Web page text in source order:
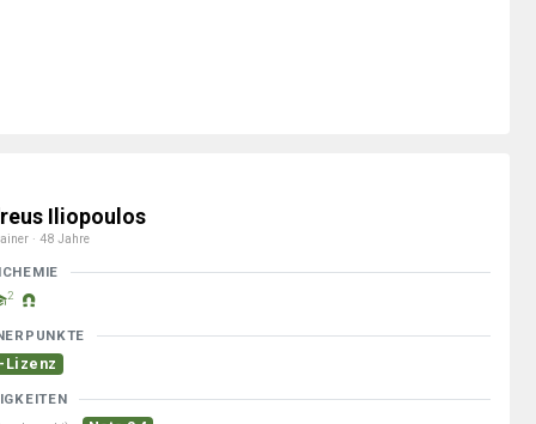
Iliopoulos
· 48 Jahre
2
Lizenz